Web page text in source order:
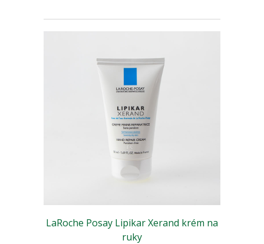
LaRoche Posay Lipikar Xerand krém na
ruky